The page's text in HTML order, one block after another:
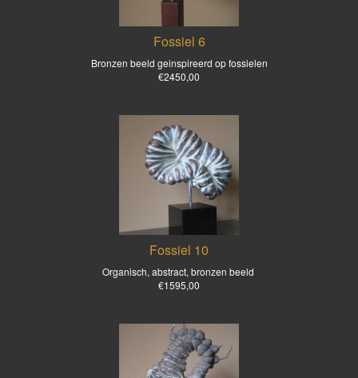
Fossiel 6
Bronzen beeld geinspireerd op fossielen
€2450,00
Fossiel 10
Organisch, abstract, bronzen beeld
€1595,00